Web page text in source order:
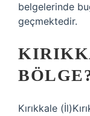
belgelerinde
geçmektedir.
Kırıkkale